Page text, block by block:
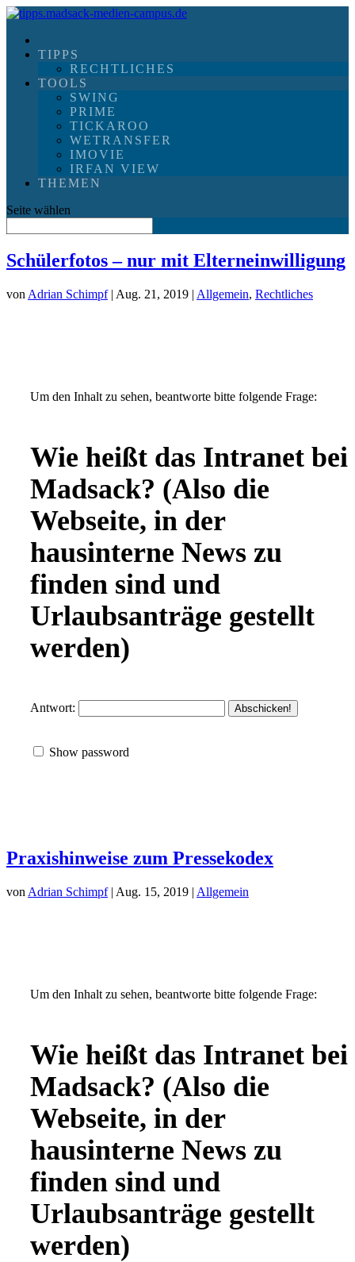
TIPPS
RECHTLICHES
TOOLS
SWING
PRIME
TICKAROO
WETRANSFER
IMOVIE
IRFAN VIEW
THEMEN
Seite wählen
Schülerfotos – nur mit Elterneinwilligung
von Adrian Schimpf| Aug. 21, 2019 | Allgemein, Rechtliches
Um den Inhalt zu sehen, beantworte bitte folgende Frage:
Wie heißt das Intranet bei
Madsack? (Also die
Webseite, in der
hausinterne News zu
finden sind und
Urlaubsanträge gestellt
werden)
Antwort:
Show password
Praxishinweise zum Pressekodex
von Adrian Schimpf| Aug. 15, 2019 | Allgemein
Um den Inhalt zu sehen, beantworte bitte folgende Frage:
Wie heißt das Intranet bei
Madsack? (Also die
Webseite, in der
hausinterne News zu
finden sind und
Urlaubsanträge gestellt
werden)